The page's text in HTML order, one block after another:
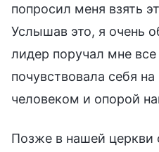
попросил меня взять
Услышав это, я очень
лидер поручал мне
почувствовала себя
человеком и опорой
Позже в нашей церкви